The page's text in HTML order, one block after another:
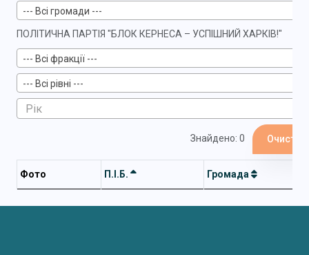
--- Всі громади ---
ПОЛІТИЧНА ПАРТІЯ "БЛОК КЕРНЕСА – УСПІШНИЙ ХАРКІВ!"
--- Всі фракції ---
--- Всі рівні ---
Знайдено: 0
Фото П.І.Б. Громада